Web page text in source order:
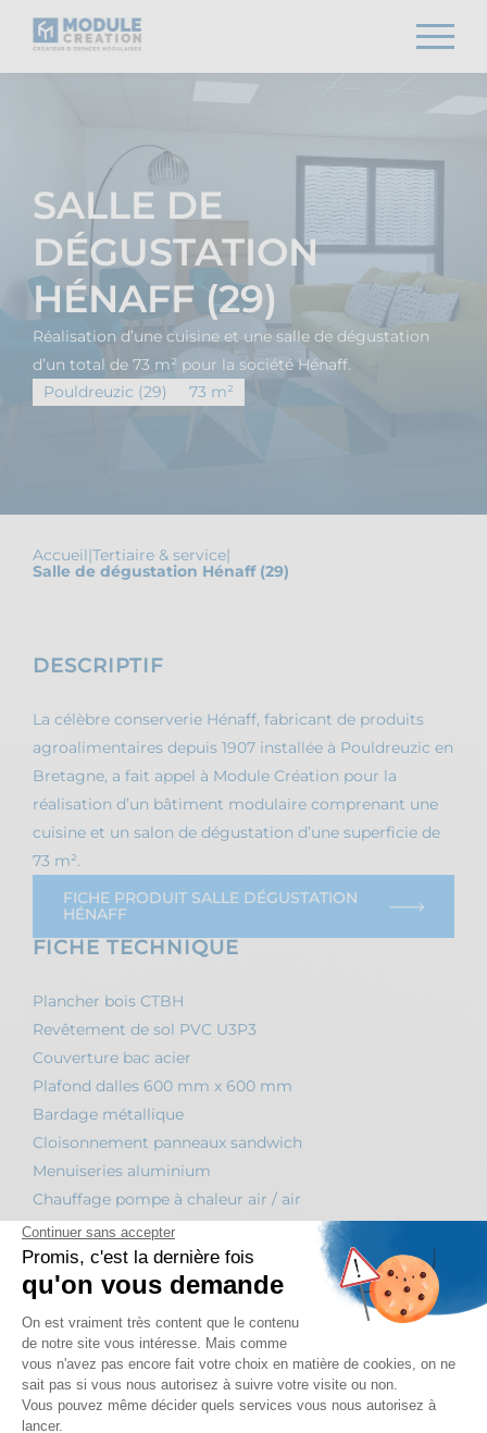
SALLE DE
DÉGUSTATION
HÉNAFF (29)
Réalisation d’une cuisine et une salle de dégustation
d’un total de 73 m² pour la société Hénaff.
Pouldreuzic (29)
73 m²
Accueil|Tertiaire & service|
Salle de dégustation Hénaff (29)
DESCRIPTIF
La célèbre conserverie Hénaff, fabricant de produits
agroalimentaires depuis 1907 installée à Pouldreuzic en
Bretagne, a fait appel à Module Création pour la
réalisation d’un bâtiment modulaire comprenant une
cuisine et un salon de dégustation d’une superficie de
73 m².
FICHE PRODUIT SALLE DÉGUSTATION
HÉNAFF
FICHE TECHNIQUE
Plancher bois CTBH
Revêtement de sol PVC U3P3
Couverture bac acier
Plafond dalles 600 mm x 600 mm
Bardage métallique
Cloisonnement panneaux sandwich
Menuiseries aluminium
Chauffage pompe à chaleur air / air
Ventilation VMC simple flux
GALERIE PHOTOS